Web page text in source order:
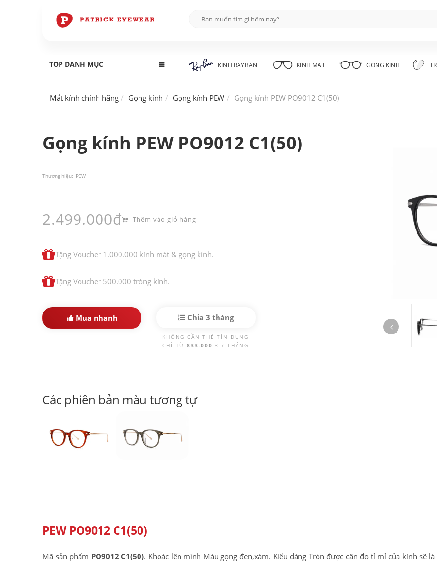
TOP DANH MỤC KÍNH RAYBAN KÍNH MÁT GỌNG KÍNH
Mắt kính chính hãng Gọng kính Gọng kính PEW Gọng kính PEW PO9012 C1(50)
Gọng kính PEW PO9012 C1(50)
Thương hiệu: PEW
2.499.000đ Thêm vào giỏ hàng
Tặng Voucher 1.000.000 kính mát & gọng kính.
Tặng Voucher 500.000 tròng kính.
Mua nhanh Chia 3 tháng
KHÔNG CẦN THẺ TÍN DỤNG
CHỈ TỪ833.000Đ / THÁNG
Các phiên bản màu tương tự
PEW PO9012 C1(50)
Mã sản phẩm PO9012 C1(50). Khoác lên mình Màu gọng đen,xám. Kiểu dáng Tròn được cân đo tỉ mỉ của kính sẽ